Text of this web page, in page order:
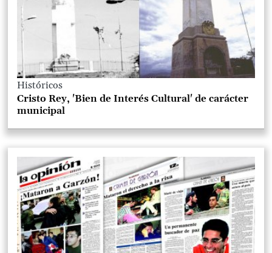
Históricos
Cristo Rey, 'Bien de Interés Cultural' de carácter
municipal